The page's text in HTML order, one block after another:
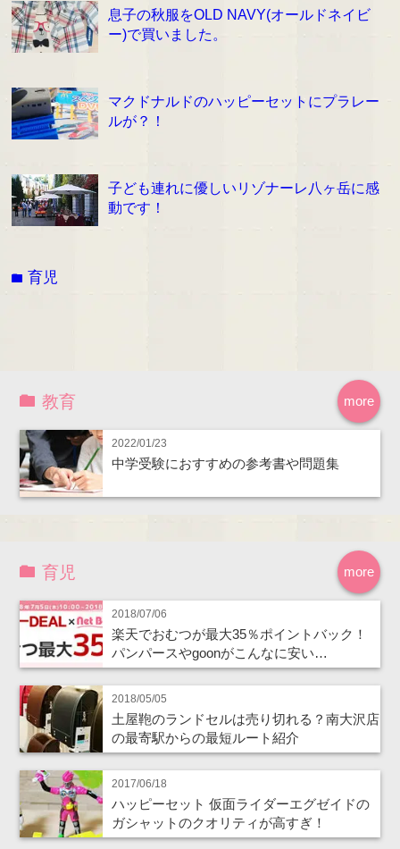
息子の秋服をOLD NAVY(オールドネイビ
ー)で買いました。
マクドナルドのハッピーセットにプラレー
ルが？！
子ども連れに優しいリゾナーレ八ヶ岳に感
動です！
folder 育児
more
教育
2022/01/23
中学受験におすすめの参考書や問題集
more
育児
2018/07/06
楽天でおむつが最大35％ポイントバック！
パンパースやgoonがこんなに安い…
2018/05/05
土屋鞄のランドセルは売り切れる？南大沢店
の最寄駅からの最短ルート紹介
2017/06/18
ハッピーセット 仮面ライダーエグゼイドの
ガシャットのクオリティが高すぎ！